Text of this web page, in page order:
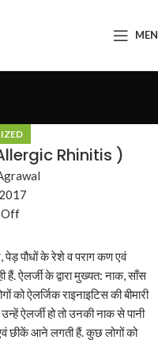
Rhinitis )
Off
पेड़ पौधों के रेशे व पराग कण एवं
हैं. ऐलर्जी के द्वारा मुख्यत: नाक, साँस
को ऐलर्जिक राइनाइटिस की बीमारी
ऐलर्जी हो तो उनकी नाक से पानी
छीकें आने लगती हैं. कुछ लोगों को